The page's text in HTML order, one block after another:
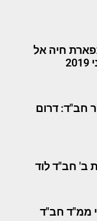
חיה אל
חב"ד: דרום
ב' חב"ד לוד
ממ"ד חב"ד